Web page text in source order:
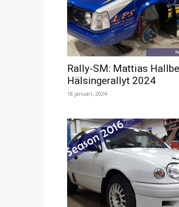
Rally-SM: Mattias
Hälsingerallyt 2024
18 januari, 2024